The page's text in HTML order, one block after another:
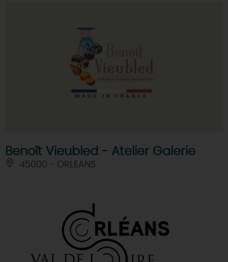
Benoît Vieubled - Atelier Galerie
45000 - ORLEANS